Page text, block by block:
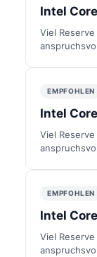
Intel
Viel
EMPFOHLEN
Intel
Viel
EMPFOHLEN
Intel
Viel